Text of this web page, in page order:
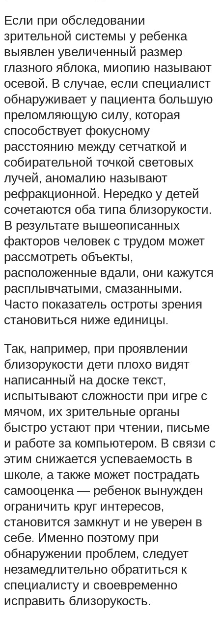
Если при обследовании
зрительной системы у ребенка
выявлен увеличенный размер
глазного яблока, миопию называют
осевой. В случае, если специалист
обнаруживает у пациента большую
преломляющую силу, которая
способствует фокусному
расстоянию между сетчаткой и
собирательной точкой световых
лучей, аномалию называют
рефракционной. Нередко у детей
сочетаются оба типа близорукости.
В результате вышеописанных
факторов человек с трудом может
рассмотреть объекты,
расположенные вдали, они кажутся
расплывчатыми, смазанными.
Часто показатель остроты зрения
становиться ниже единицы.
Так, например, при проявлении
близорукости дети плохо видят
написанный на доске текст,
испытывают сложности при игре с
мячом, их зрительные органы
быстро устают при чтении, письме
и работе за компьютером. В связи с
этим снижается успеваемость в
школе, а также может пострадать
самооценка — ребенок вынужден
ограничить круг интересов,
становится замкнут и не уверен в
себе. Именно поэтому при
обнаружении проблем, следует
незамедлительно обратиться к
специалисту и своевременно
исправить близорукость.